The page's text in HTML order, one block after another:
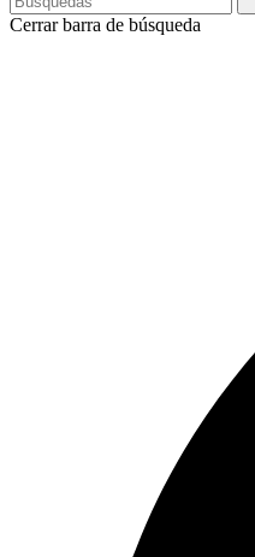
Cerrar barra de búsqueda